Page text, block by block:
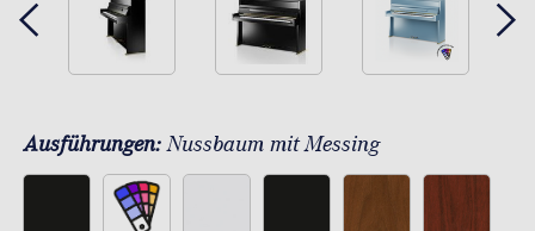
Ausführungen:Nussbaum mit Messing